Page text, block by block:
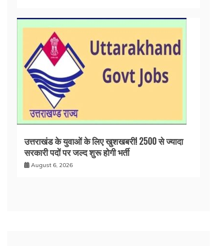
उत्तराखंड के युवाओं के लिए खुशखबरी! 2500 से ज्यादा
सरकारी पदों पर जल्द शुरू होगी भर्ती
August 6, 2026